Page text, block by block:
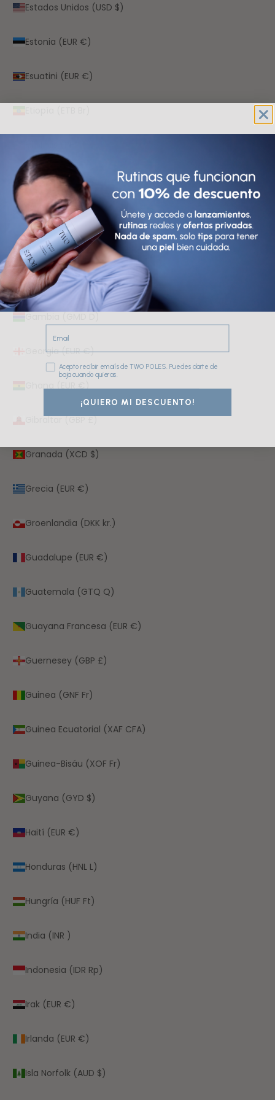
Estados Unidos (USD $)
Estonia (EUR €)
Esuatini (EUR €)
Finlandia (EUR €)
Fiyi (FJD $)
Francia (EUR €)
Gabón (XOF Fr)
Georgia (EUR €)
Gibraltar (GBP £)
Granada (XCD $)
Grecia (EUR €)
Groenlandia (DKK kr.)
Guadalupe (EUR €)
Guatemala (GTQ Q)
Guayana Francesa (EUR €)
Guernesey (GBP £)
Guinea (GNF Fr)
Guinea Ecuatorial (XAF CFA)
Guinea-Bisáu (XOF Fr)
Guyana (GYD $)
Haití (EUR €)
Honduras (HNL L)
Hungría (HUF Ft)
India (INR ₹)
Indonesia (IDR Rp)
Irak (EUR €)
Irlanda (EUR €)
Isla Norfolk (AUD $)
Email
Consentimiento
Acepto recibir emails de TWO POLES. Puedes darte de
baja cuando quieras.
¡QUIERO MI DESCUENTO!